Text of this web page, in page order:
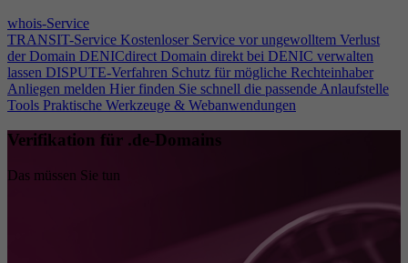
whois-Service
TRANSIT-Service Kostenloser Service vor ungewolltem Verlust
der Domain DENICdirect Domain direkt bei DENIC verwalten
lassen DISPUTE-Verfahren Schutz für mögliche Rechteinhaber
Anliegen melden Hier finden Sie schnell die passende Anlaufstelle
Tools Praktische Werkzeuge & Webanwendungen
Verifikation für .de-Domains
Das müssen Sie tun